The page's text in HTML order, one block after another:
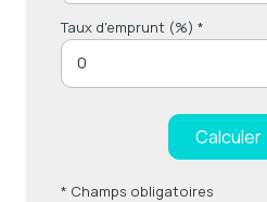
Taux d'emprunt (%) *
Calculer
* Champs obligatoires